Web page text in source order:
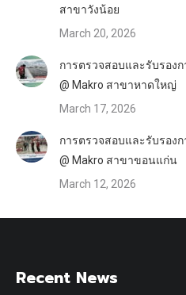
สาขาวังน้อย
March 20, 2026
การตรวจสอบและรับรอง
@ Makro สาขาหาดใหญ่
March 17, 2026
การตรวจสอบและรับรอง
@ Makro สาขาขอนแก่น
March 12, 2026
Recent News